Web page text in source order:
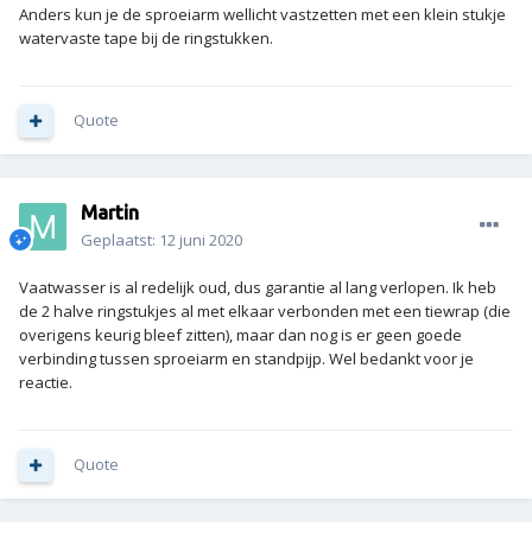
Anders kun je de sproeiarm wellicht vastzetten met een klein stukje
watervaste tape bij de ringstukken.
Quote
Martin
Geplaatst: 12 juni 2020
Vaatwasser is al redelijk oud, dus garantie al lang verlopen. Ik heb
de 2 halve ringstukjes al met elkaar verbonden met een tiewrap (die
overigens keurig bleef zitten), maar dan nog is er geen goede
verbinding tussen sproeiarm en standpijp. Wel bedankt voor je
reactie.
Quote